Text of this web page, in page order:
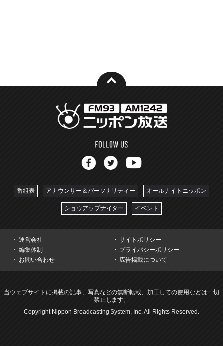
番組表 アナウンサー＆パーソナリティー オールナイトニッポン
ショウアップナイター イベント
運営会社
サイトポリシー
編集体制
プライバシーポリシー
お問い合わせ
広告掲載について
当ウェブサイトに掲載の記事、写真などの無断転載、加工しての使用などは一切
禁止します。
Copyright Nippon Broadcasting System, Inc. All Rights Reserved.